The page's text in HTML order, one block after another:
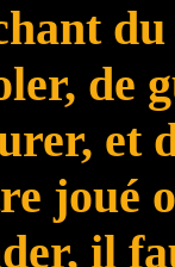
de
et
joué
il